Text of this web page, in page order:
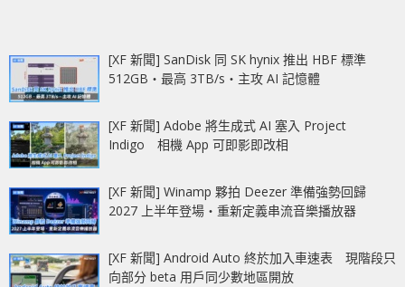
[XF 新聞] SanDisk 同 SK hynix 推出 HBF 標準
512GB‧最高 3TB/s‧主攻 AI 記憶體
[XF 新聞] Adobe 將生成式 AI 塞入 Project
Indigo 相機 App 可即影即改相
[XF 新聞] Winamp 夥拍 Deezer 準備強勢回歸
2027 上半年登場‧重新定義串流音樂播放器
[XF 新聞] Android Auto 終於加入車速表 現階段只
向部分 beta 用戶同少數地區開放